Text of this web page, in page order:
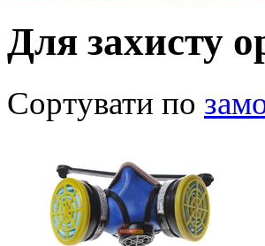
Для захисту
Сортувати по